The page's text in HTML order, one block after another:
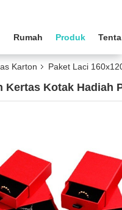
Rumah Produk
Karton Paket Laci
Kertas Kotak Hadiah